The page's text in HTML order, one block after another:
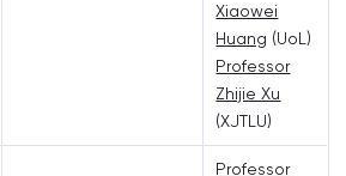
Xiaowei
Huang (UoL)
Professor
Zhijie Xu
(XJTLU)
Professor